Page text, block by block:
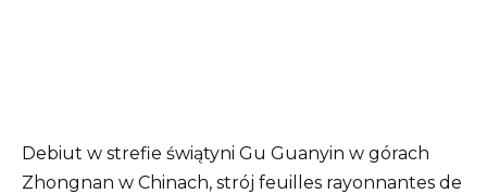
Debiut w strefie świątyni Gu Guanyin w górach
Zhongnan w Chinach, strój feuilles rayonnantes de